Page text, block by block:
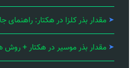
مقدار بذر کلزا در هکتار: راهنمای
مقدار بذر موسیر در هکتار + روش